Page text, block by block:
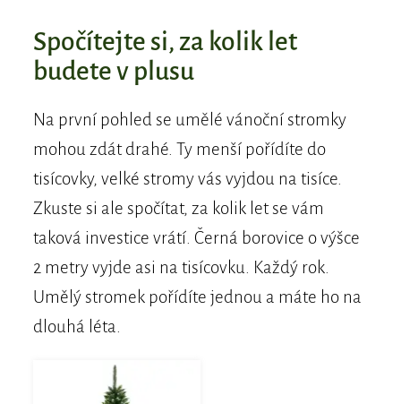
Spočítejte si, za kolik let
budete v plusu
Na první pohled se umělé vánoční stromky
mohou zdát drahé. Ty menší pořídíte do
tisícovky, velké stromy vás vyjdou na tisíce.
Zkuste si ale spočítat, za kolik let se vám
taková investice vrátí. Černá borovice o výšce
2 metry vyjde asi na tisícovku. Každý rok.
Umělý stromek pořídíte jednou a máte ho na
dlouhá léta.